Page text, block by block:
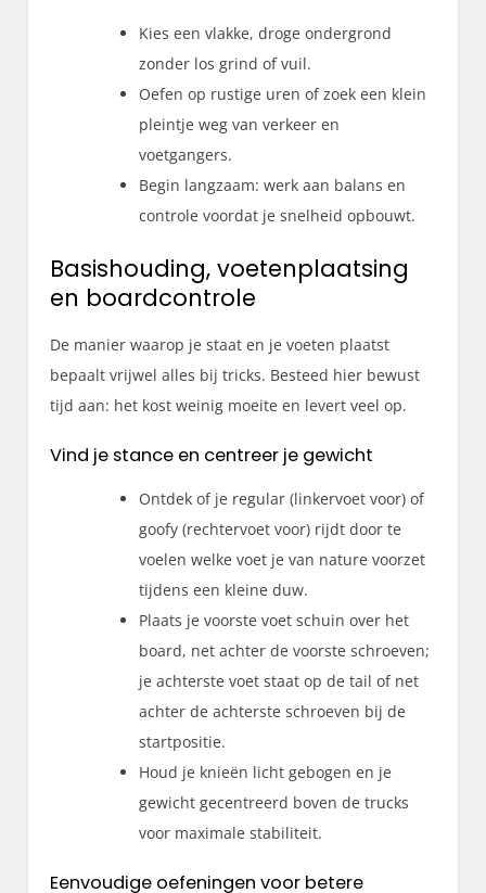
Kies een vlakke, droge ondergrond
zonder los grind of vuil.
Oefen op rustige uren of zoek een klein
pleintje weg van verkeer en
voetgangers.
Begin langzaam: werk aan balans en
controle voordat je snelheid opbouwt.
Basishouding, voetenplaatsing
en boardcontrole
De manier waarop je staat en je voeten plaatst
bepaalt vrijwel alles bij tricks. Besteed hier bewust
tijd aan: het kost weinig moeite en levert veel op.
Vind je stance en centreer je gewicht
Ontdek of je regular (linkervoet voor) of
goofy (rechtervoet voor) rijdt door te
voelen welke voet je van nature voorzet
tijdens een kleine duw.
Plaats je voorste voet schuin over het
board, net achter de voorste schroeven;
je achterste voet staat op de tail of net
achter de achterste schroeven bij de
startpositie.
Houd je knieën licht gebogen en je
gewicht gecentreerd boven de trucks
voor maximale stabiliteit.
Eenvoudige oefeningen voor betere